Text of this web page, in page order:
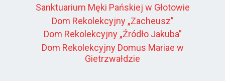
Sanktuarium Męki Pańskiej w Głotowie
Dom Rekolekcyjny „Zacheusz”
Dom Rekolekcyjny „Źródło Jakuba”
Dom Rekolekcyjny Domus Mariae w
Gietrzwałdzie